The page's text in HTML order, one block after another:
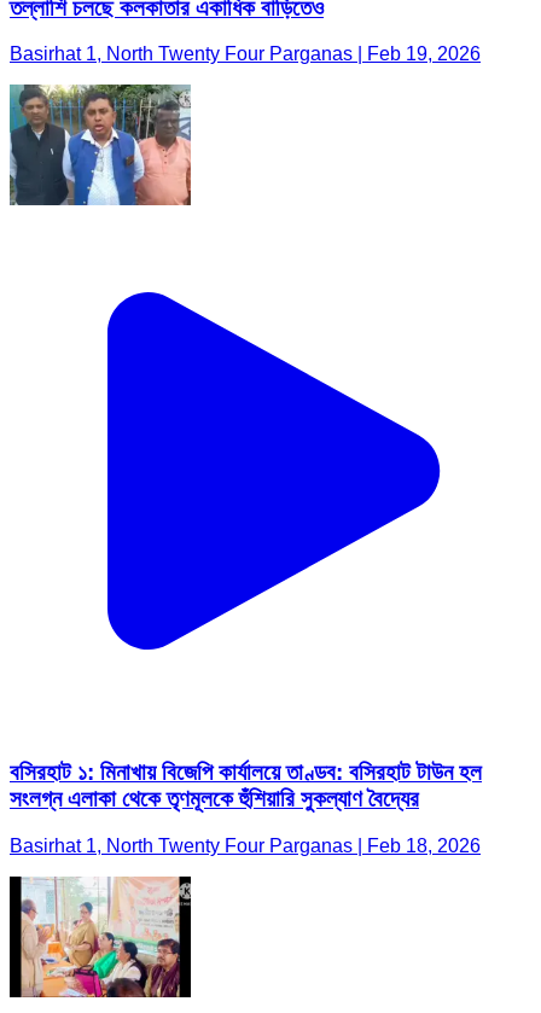
তল্লাশি চলছে কলকাতার একাধিক বাড়িতেও
Basirhat 1, North Twenty Four Parganas | Feb 19, 2026
বসিরহাট ১: মিনাখায় বিজেপি কার্যালয়ে তাণ্ডব: বসিরহাট টাউন হল
সংলগ্ন এলাকা থেকে তৃণমূলকে হুঁশিয়ারি সুকল্যাণ বৈদ্যের
Basirhat 1, North Twenty Four Parganas | Feb 18, 2026